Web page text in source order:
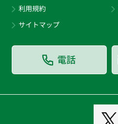
利用規約
サイトマップ